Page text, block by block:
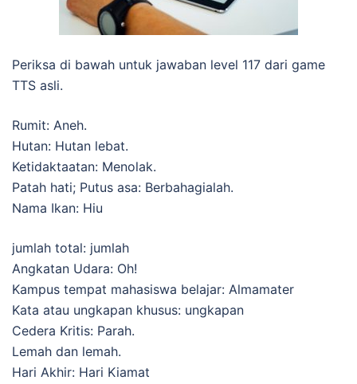
Periksa di bawah untuk jawaban level 117 dari game
TTS asli.
Rumit: Aneh.
Hutan: Hutan lebat.
Ketidaktaatan: Menolak.
Patah hati; Putus asa: Berbahagialah.
Nama Ikan: Hiu
jumlah total: jumlah
Angkatan Udara: Oh!
Kampus tempat mahasiswa belajar: Almamater
Kata atau ungkapan khusus: ungkapan
Cedera Kritis: Parah.
Lemah dan lemah.
Hari Akhir: Hari Kiamat